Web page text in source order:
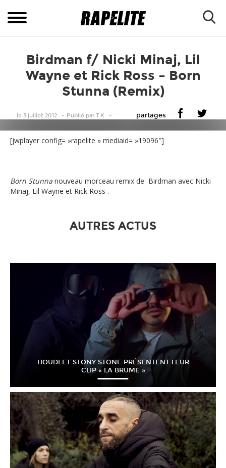
Birdman f/ Nicki Minaj, Lil
Wayne et Rick Ross – Born
Stunna (Remix)
le 3 juillet 2012 Publié par T.K partages
[jwplayer config= »rapelite » mediaid= »19096″]
Born Stunna nouveau morceau remix de Birdman avec Nicki
Minaj, Lil Wayne et Rick Ross .
AUTRES ACTUS
HOUDI ET STONY STONE PRÉSENTENT LEUR
CLIP « LA BRUME »